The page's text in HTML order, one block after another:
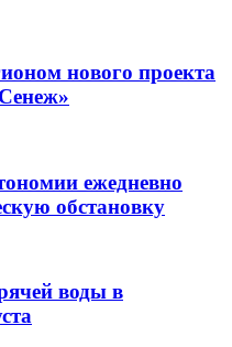
нового проекта
ежедневно
обстановку
воды в